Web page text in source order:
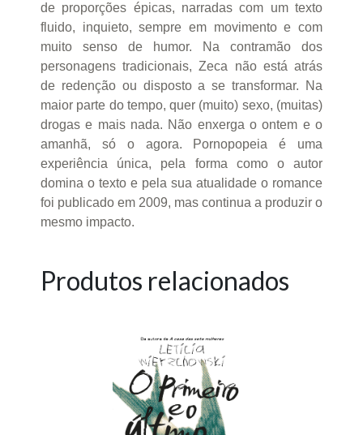
de proporções épicas, narradas com um texto
fluido, inquieto, sempre em movimento e com
muito senso de humor. Na contramão dos
personagens tradicionais, Zeca não está atrás
de redenção ou disposto a se transformar. Na
maior parte do tempo, quer (muito) sexo, (muitas)
drogas e mais nada. Não enxerga o ontem e o
amanhã, só o agora. Pornopopeia é uma
experiência única, pela forma como o autor
domina o texto e pela sua atualidade o romance
foi publicado em 2009, mas continua a produzir o
mesmo impacto.
Produtos relacionados